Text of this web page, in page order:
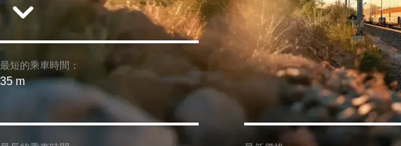
最短的乘車時間：
35 m